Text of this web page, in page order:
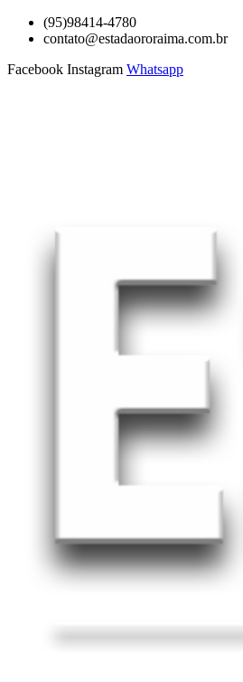
para
conteúdo
(95)98414-4780
contato@estadaororaima.com.br
Facebook Instagram Whatsapp